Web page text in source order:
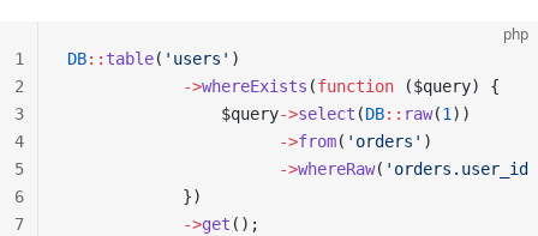
php
DB:: table( 'users' )
            ->
whereExists (function ($query) {
                $query
->select (DB:: raw(1 ))
                      ->
from( 'orders' )
                      ->
whereRaw(
            })
            ->
get ();
1
2
3
4
5
6
7